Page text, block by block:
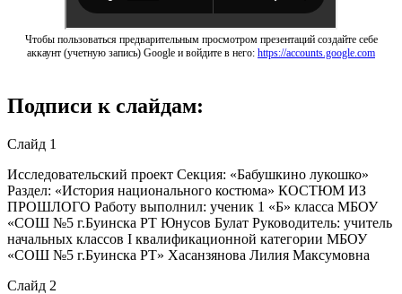
Чтобы пользоваться предварительным просмотром презентаций создайте себе
аккаунт (учетную запись) Google и войдите в него: https://accounts.google.com
Подписи к слайдам:
Слайд 1
Исследовательский проект Секция: «Бабушкино лукошко»
Раздел: «История национального костюма» КОСТЮМ ИЗ
ПРОШЛОГО Работу выполнил: ученик 1 «Б» класса МБОУ
«СОШ №5 г.Буинска РТ Юнусов Булат Руководитель: учитель
начальных классов I квалификационной категории МБОУ
«СОШ №5 г.Буинска РТ» Хасанзянова Лилия Максумовна
Слайд 2